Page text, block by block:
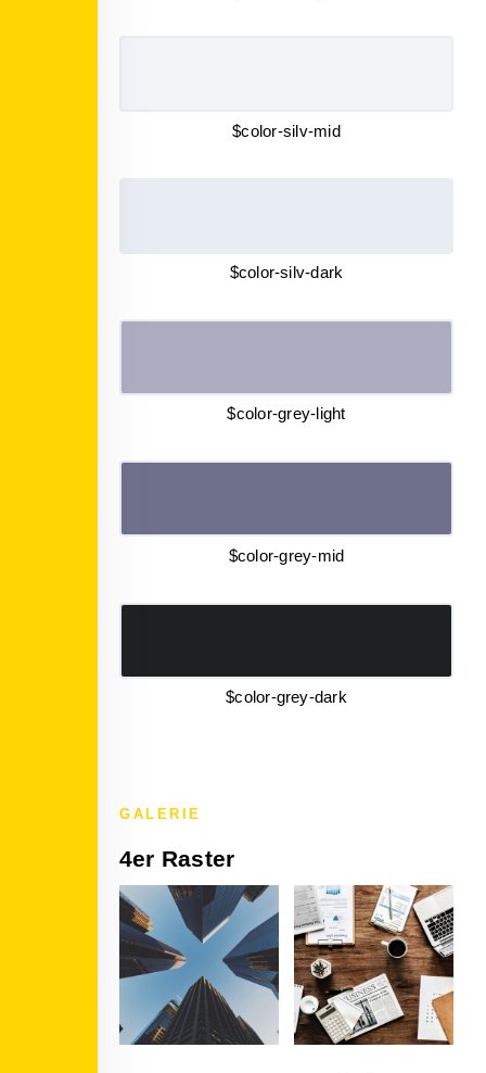
$color-silv-mid
$color-silv-dark
$color-grey-light
$color-grey-mid
$color-grey-dark
GALERIE
4er Raster